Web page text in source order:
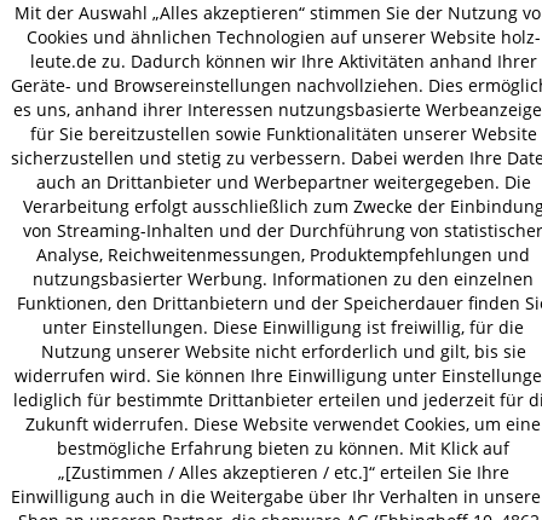
VERSAND
AGB Datenschutz
Impressum
© 2026 HOLZ-LEUTE
* Alle Preise inkl. gesetzl. Mehrwertsteuer zzgl.Versandkosten.
Mit der Auswahl „Alles akzeptieren“ stimmen Sie der Nutzung
Cookies und ähnlichen Technologien auf unserer Website holz-
leute.de zu. Dadurch können wir Ihre Aktivitäten anhand Ihrer
Geräte- und Browsereinstellungen nachvollziehen. Dies
es uns, anhand ihrer Interessen nutzungsbasierte
für Sie bereitzustellen sowie Funktionalitäten unserer Website
sicherzustellen und stetig zu verbessern. Dabei werden Ihre
auch an Drittanbieter und Werbepartner weitergegeben. Die
Verarbeitung erfolgt ausschließlich zum Zwecke der
von Streaming-Inhalten und der Durchführung von statistischer
Analyse, Reichweitenmessungen, Produktempfehlungen und
nutzungsbasierter Werbung. Informationen zu den einzelnen
Funktionen, den Drittanbietern und der Speicherdauer finden
unter Einstellungen. Diese Einwilligung ist freiwillig, für die
Nutzung unserer Website nicht erforderlich und gilt, bis sie
widerrufen wird. Sie können Ihre Einwilligung unter
lediglich für bestimmte Drittanbieter erteilen und jederzeit für
Zukunft widerrufen. Diese Website verwendet Cookies, um eine
bestmögliche Erfahrung bieten zu können. Mit Klick auf
„[Zustimmen / Alles akzeptieren / etc.]“ erteilen Sie Ihre
Einwilligung auch in die Weitergabe über Ihr Verhalten in